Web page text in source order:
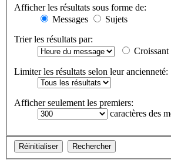
Afficher les résultats sous forme de:
Messages
Sujets
Trier les résultats par:
Croissant
Limiter les résultats selon leur ancienneté:
Afficher seulement les premiers:
caractères des